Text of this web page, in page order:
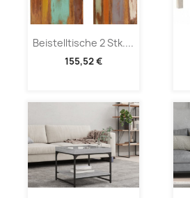
Beistelltische 2 Stk....
155,52 €